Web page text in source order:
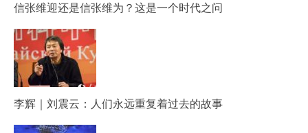
信张维迎还是信张维为？这是一个时代之问
李辉｜刘震云：人们永远重复着过去的故事